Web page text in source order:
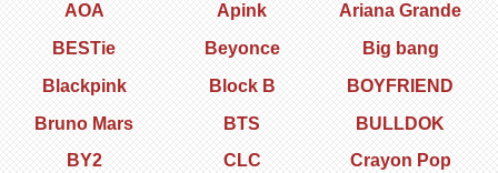
AOA
Apink
Ariana Grande
BESTie
Beyonce
Big bang
Blackpink
Block B
BOYFRIEND
Bruno Mars
BTS
BULLDOK
BY2
CLC
Crayon Pop